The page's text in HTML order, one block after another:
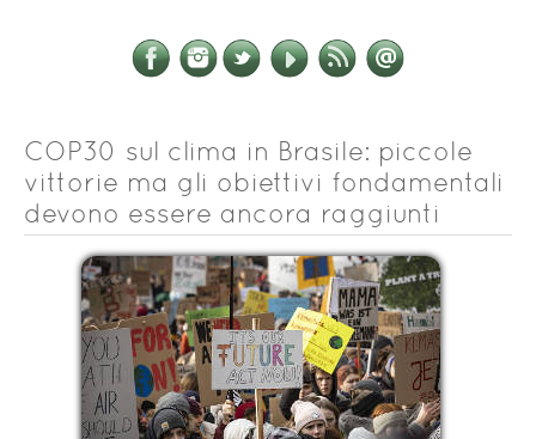
COP30 sul clima in Brasile: piccole
vittorie ma gli obiettivi fondamentali
devono essere ancora raggiunti